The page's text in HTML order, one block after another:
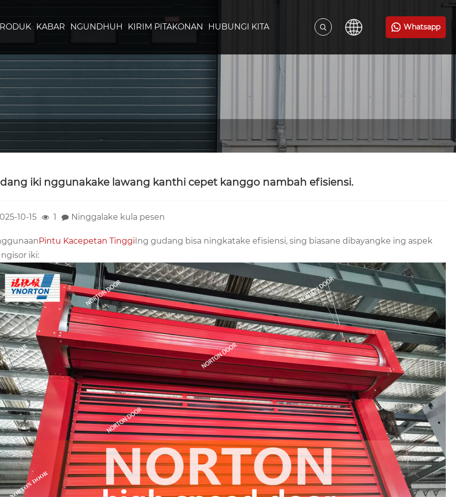
KABAR NGUNDHUH KIRIM PITAKONAN HUBUNGI KITA Whatsapp
iki nggunakake lawang kanthi cepet kanggo nambah efisiensi.
10-15 1 Ninggalake kula pesen
Pintu Kacepetan TinggiIng gudang bisa ningkatake efisiensi, sing biasane dibayangke ing aspek
iki: